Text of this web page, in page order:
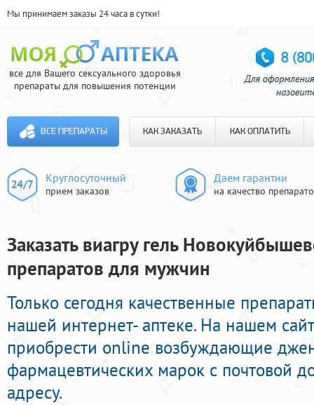
Мы принимаем заказы 24 часа в сутки!
все для Вашего сексуального здоровья
препараты для повышения потенции
ВСЕ ПРЕПАРАТЫ КАК ЗАКАЗАТЬ КАК ОПЛАТИТЬ
Круглосуточный
прием заказов
Даем гарантии
на качество
Заказать виагру гель
препаратов для мужчин
Только сегодня качественные
нашей интернет- аптеке. На нашем
приобрести online возбуждающие
фармацевтических марок с почтовой
адресу.